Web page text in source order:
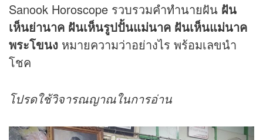
Sanook Horoscope รวบรวมคำทำนายฝัน ฝัน
เห็นย่านาค ฝันเห็นรูปปั้นแม่นาค ฝันเห็นแม่นาค
พระโขนง หมายความว่าอย่างไร พร้อมเลขนำ
โชค
โปรดใช้วิจารณญาณในการอ่าน